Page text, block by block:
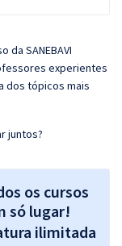
SANEBAVI
experientes
dos tópicos mais
juntos?
os cursos
só lugar!